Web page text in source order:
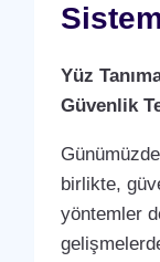
Yüz
Güvenlik
birlikte,
yöntemler